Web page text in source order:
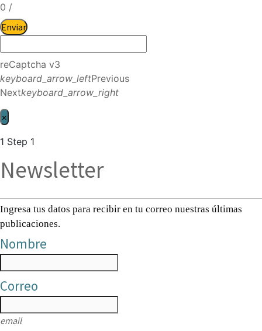
0 /
Enviar
reCaptcha v3
keyboard_arrow_leftPrevious
Nextkeyboard_arrow_right
×
1 Step 1
Newsletter
Ingresa tus datos para recibir en tu correo nuestras últimas
publicaciones.
Nombre
Correo
email